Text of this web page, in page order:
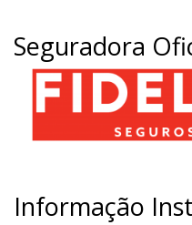
Seguradora
Informação